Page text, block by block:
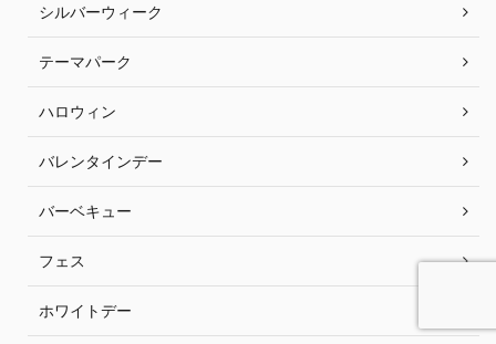
シルバーウィーク
テーマパーク
ハロウィン
バレンタインデー
バーベキュー
フェス
ホワイトデー